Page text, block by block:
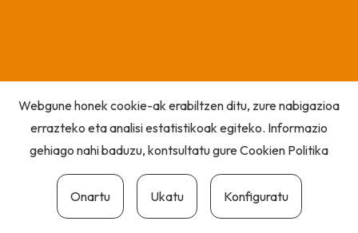
Webgune honek cookie-ak erabiltzen ditu, zure nabigazioa
errazteko eta analisi estatistikoak egiteko. Informazio
gehiago nahi baduzu, kontsultatu gureCookien Politika
Onartu Ukatu Konfiguratu